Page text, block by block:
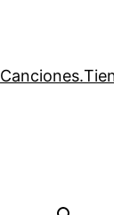
Canciones.